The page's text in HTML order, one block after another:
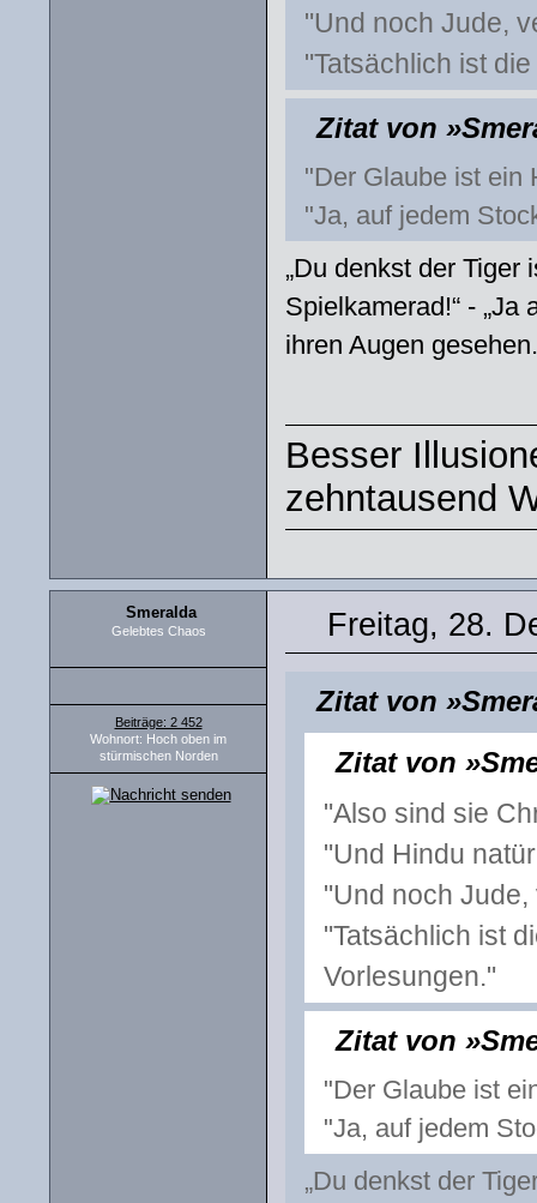
"Und noch Jude,
"Tatsächlich ist
Zitat von
"Der Glaube ist ein
"Ja, auf jedem
„Du denkst der Tiger
Spielkamerad!“ -
ihren Augen
Besser
zehntausend
Smeralda
Gelebtes Chaos
Beiträge: 2 452
Wohnort: Hoch oben im
stürmischen Norden
Freitag, 28.
Zitat von
Zitat von
"Also sind sie
"Und Hindu
"Und noch
"Tatsächlich ist
Vorlesungen."
Zitat von
"Der Glaube ist
"Ja, auf jedem
„Du denkst der